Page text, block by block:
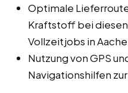
Optimale
Kraftstoff bei
Vollzeitjobs in
Nutzung von GPS
Navigationshilfen